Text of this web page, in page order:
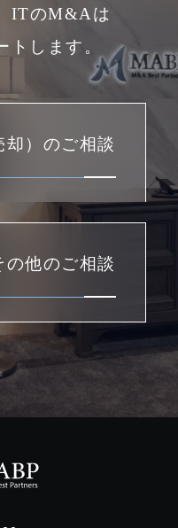
ITのM&Aは
します。
）のご相談
他のご相談